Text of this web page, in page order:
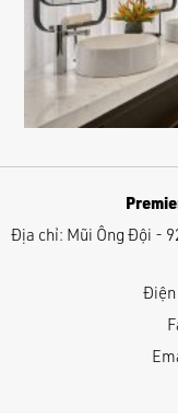
Địa chỉ: Mũi Ông Đội -
Điện